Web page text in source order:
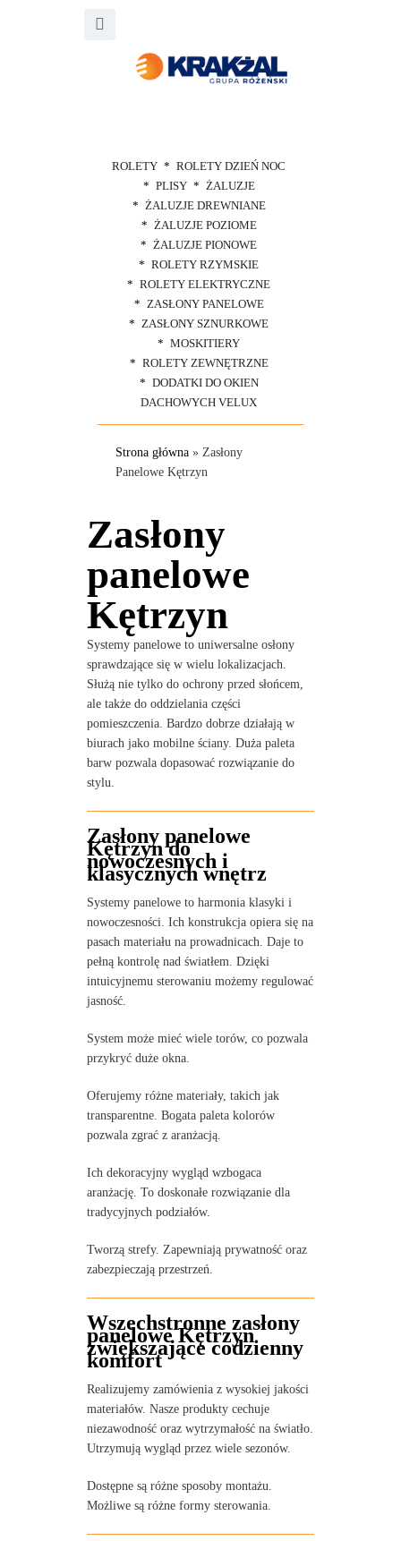
ROLETY
ROLETY DZIEŃ NOC
PLISY
ŻALUZJE
ŻALUZJE DREWNIANE
ŻALUZJE POZIOME
ŻALUZJE PIONOWE
ROLETY RZYMSKIE
ROLETY ELEKTRYCZNE
ZASŁONY PANELOWE
ZASŁONY SZNURKOWE
MOSKITIERY
ROLETY ZEWNĘTRZNE
DODATKI DO OKIEN
DACHOWYCH VELUX
Strona główna » Zasłony
Panelowe Kętrzyn
Zasłony
panelowe
Kętrzyn
Systemy panelowe to uniwersalne osłony
sprawdzające się w wielu lokalizacjach.
Służą nie tylko do ochrony przed słońcem,
ale także do oddzielania części
pomieszczenia. Bardzo dobrze działają w
biurach jako mobilne ściany. Duża paleta
barw pozwala dopasować rozwiązanie do
stylu.
Zasłony panelowe
Kętrzyn do
nowoczesnych i
klasycznych wnętrz
Systemy panelowe to harmonia klasyki i
nowoczesności. Ich konstrukcja opiera się na
pasach materiału na prowadnicach. Daje to
pełną kontrolę nad światłem. Dzięki
intuicyjnemu sterowaniu możemy regulować
jasność.
System może mieć wiele torów, co pozwala
przykryć duże okna.
Oferujemy różne materiały, takich jak
transparentne. Bogata paleta kolorów
pozwala zgrać z aranżacją.
Ich dekoracyjny wygląd wzbogaca
aranżację. To doskonałe rozwiązanie dla
tradycyjnych podziałów.
Tworzą strefy. Zapewniają prywatność oraz
zabezpieczają przestrzeń.
Wszechstronne zasłony
panelowe Kętrzyn
zwiększające codzienny
komfort
Realizujemy zamówienia z wysokiej jakości
materiałów. Nasze produkty cechuje
niezawodność oraz wytrzymałość na światło.
Utrzymują wygląd przez wiele sezonów.
Dostępne są różne sposoby montażu.
Możliwe są różne formy sterowania.